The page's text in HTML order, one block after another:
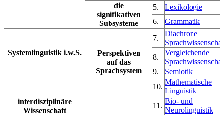
die
signifikativen
Subsysteme
5.
Lexikologie
6.
Grammatik
Systemlinguistik i.w.S.
Perspektiven
auf das
Sprachsystem
7.
Diachrone
8.
Vergleichende
9.
Semiotik
interdisziplinäre
Wissenschaft
10.
Mathematische
Linguistik
11.
Bio- und
Neurolinguistik